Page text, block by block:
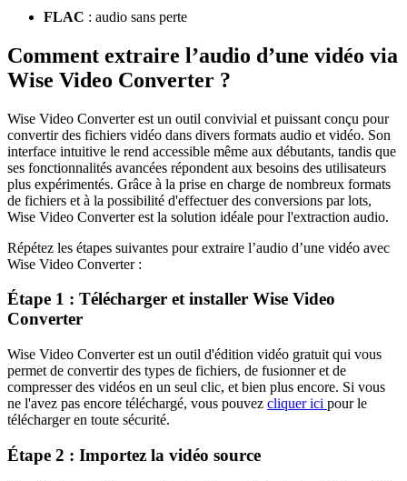
FLAC : audio sans perte
Comment extraire l’audio d’une vidéo via
Wise Video Converter ?
Wise Video Converter est un outil convivial et puissant conçu pour
convertir des fichiers vidéo dans divers formats audio et vidéo. Son
interface intuitive le rend accessible même aux débutants, tandis que
ses fonctionnalités avancées répondent aux besoins des utilisateurs
plus expérimentés. Grâce à la prise en charge de nombreux formats
de fichiers et à la possibilité d'effectuer des conversions par lots,
Wise Video Converter est la solution idéale pour l'extraction audio.
Répétez les étapes suivantes pour extraire l’audio d’une vidéo avec
Wise Video Converter :
Étape 1 : Télécharger et installer Wise Video
Converter
Wise Video Converter est un outil d'édition vidéo gratuit qui vous
permet de convertir des types de fichiers, de fusionner et de
compresser des vidéos en un seul clic, et bien plus encore. Si vous
ne l'avez pas encore téléchargé, vous pouvez cliquer ici pour le
télécharger en toute sécurité.
Étape 2 : Importez la vidéo source